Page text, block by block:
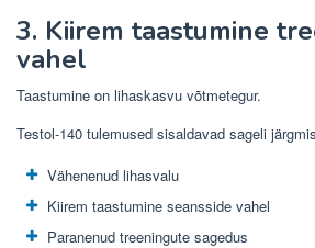
3. Kiirem taastumine
vahel
Taastumine on lihaskasvu võtmetegur.
Testol-140 tulemused sisaldavad sageli
Vähenenud lihasvalu
Kiirem taastumine seansside vahel
Paranenud treeningute sagedus